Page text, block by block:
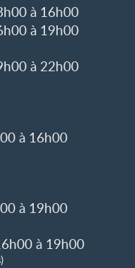
à 16h00
à 19h00
à 22h00
à 16h00
à 19h00
à 19h00